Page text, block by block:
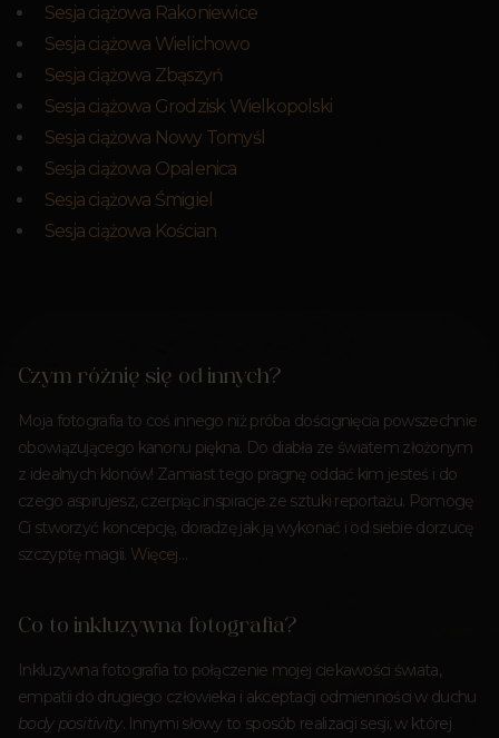
Sesja ciążowa Rakoniewice
Sesja ciążowa Wielichowo
Sesja ciążowa Zbąszyń
Sesja ciążowa Grodzisk Wielkopolski
Sesja ciążowa Nowy Tomyśl
Sesja ciążowa Opalenica
Sesja ciążowa Śmigiel
Sesja ciążowa Kościan
Czym różnię się od innych?
Moja fotografia to coś innego niż próba doścignięcia powszechnie
obowiązującego kanonu piękna. Do diabła ze światem złożonym
z idealnych klonów! Zamiast tego pragnę oddać kim jesteś i do
czego aspirujesz, czerpiąc inspiracje ze sztuki reportażu. Pomogę
Ci stworzyć koncepcję, doradzę jak ją wykonać i od siebie dorzucę
szczyptę magii. Więcej…
Co to inkluzywna fotografia?
Inkluzywna fotografia to połączenie mojej ciekawości świata,
empatii do drugiego człowieka i akceptacji odmienności w duchu
body positivity. Innymi słowy to sposób realizacji sesji, w której